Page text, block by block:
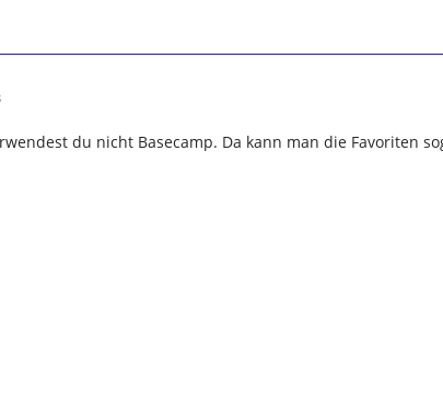
du nicht Basecamp. Da kann man die Favoriten